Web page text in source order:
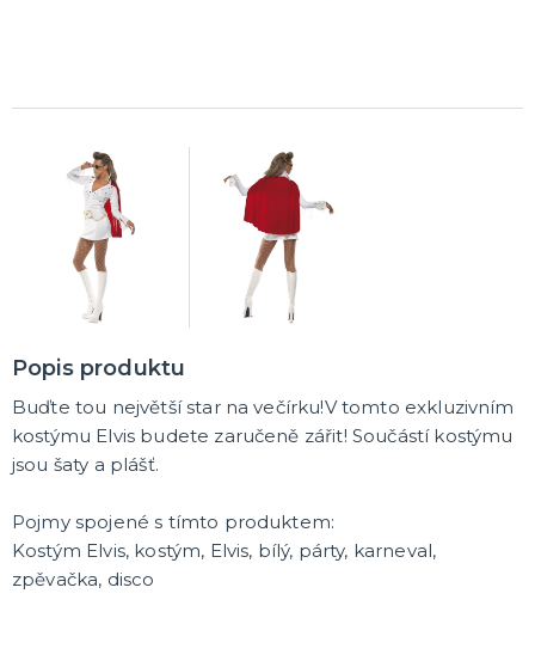
Popis produktu
Buďte tou největší star na večírku!V tomto exkluzivním
kostýmu Elvis budete zaručeně zářit! Součástí kostýmu
jsou šaty a plášť.
Pojmy spojené s tímto produktem:
Kostým Elvis, kostým, Elvis, bílý, párty, karneval,
zpěvačka, disco